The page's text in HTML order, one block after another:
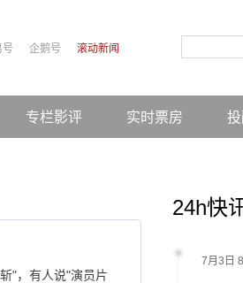
号 企鹅号 滚动新闻
专栏影评 实时票房
"，有人说"演员片
24h快
7月3日